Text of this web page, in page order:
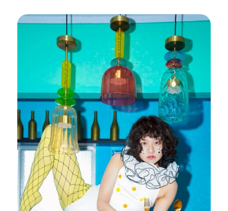
フェは11:00～18:00まで営業
ご利用案内
開館時間・アクセシビリティ
フロアガイド
交通アクセス
図書室・情報コーナー
カフェ・ショップ
よくあるご質問
取材／視察・見学／撮影
イベントに参加する
開催中のイベント
月間スケジュール
これまでのイベント
センターのプログラム・事業
制作室を使う
制作室について
制作室の使用方法・募集要項
制作室の設備
公募情報
ボランティア・サポーター
ボランティア
KACサポーター
京都芸術センターについて